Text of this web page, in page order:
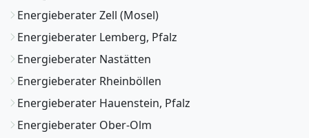
Energieberater Zell (Mosel)
Energieberater Lemberg, Pfalz
Energieberater Nastätten
Energieberater Rheinböllen
Energieberater Hauenstein, Pfalz
Energieberater Ober-Olm